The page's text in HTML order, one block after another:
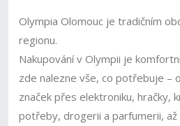
Olympia Olomouc je tradičním
regionu.
Nakupování v Olympii je
zde nalezne vše, co potřebuje –
značek přes elektroniku, hračky,
potřeby, drogerii a parfumerii, až